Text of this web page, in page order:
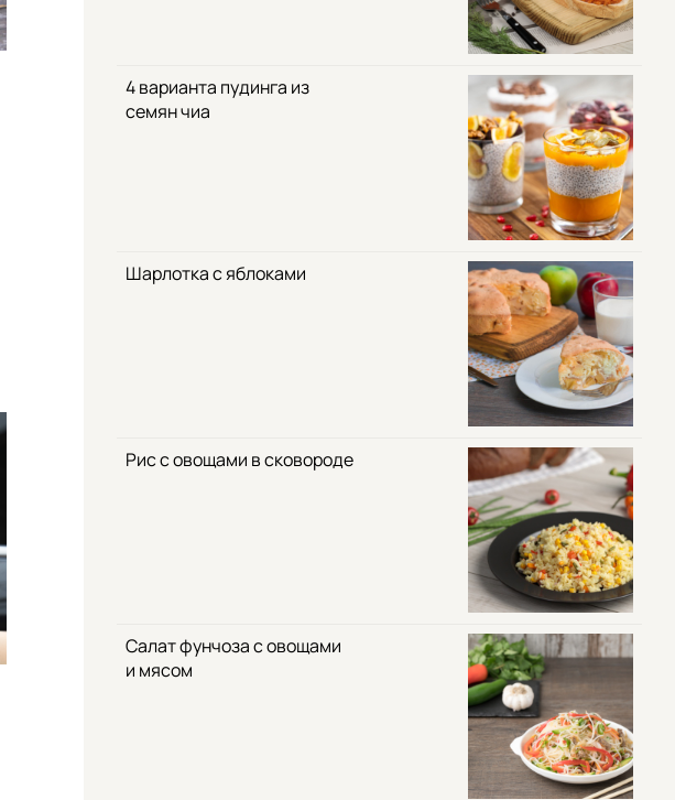
4 варианта пудинга из
семян чиа
Шарлотка с яблоками
Рис с овощами в сковороде
Салат фунчоза с овощами
и мясом